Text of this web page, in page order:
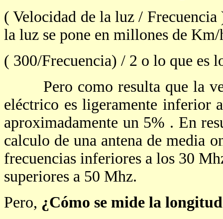
( Velocidad de la luz /
la luz se pone en millones de
( 300/Frecuencia) / 2 o lo que es
Pero como resulta que la
eléctrico es ligeramente inferior
aproximadamente un 5% . En
calculo de una antena de media
frecuencias inferiores a los 30
superiores a 50 Mhz.
Pero, ¿Cómo se mide la